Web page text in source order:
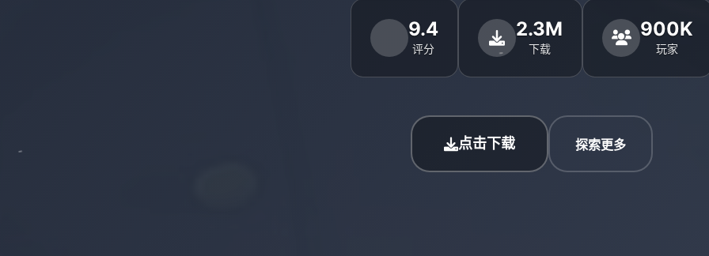
9.4
评分
2.3M
下载
900K
玩家
点击下载 探索更多